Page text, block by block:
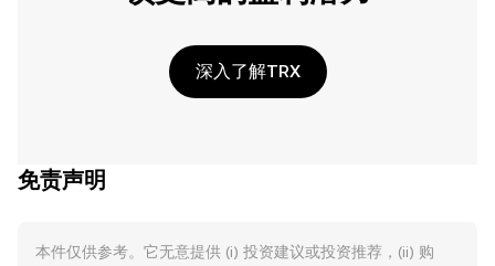
深入了解TRX
免责声明
本件仅供参考。它无意提供 (i) 投资建议或投资推荐，(ii) 购